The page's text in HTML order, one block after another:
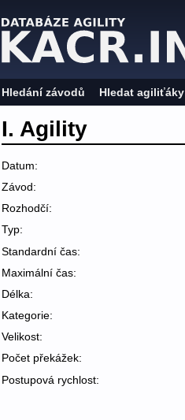
Hledání závodů Hledat agiliťáky
I. Agility
Datum:
Závod:
Rozhodčí:
Typ:
Standardní čas:
Maximální čas:
Délka:
Kategorie:
Velikost:
Počet překážek:
Postupová rychlost: